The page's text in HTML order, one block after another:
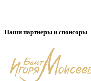
Наши партнеры и спонсоры